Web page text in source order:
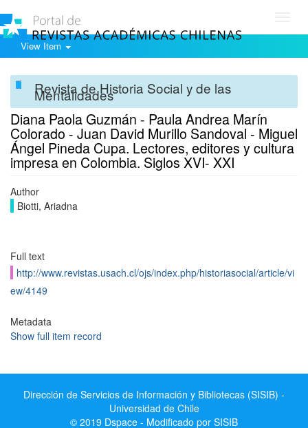
View Item
Revista de Historia Social y de las
Mentalidades
Diana Paola Guzmán - Paula Andrea Marín
Colorado - Juan David Murillo Sandoval - Miguel
Ángel Pineda Cupa. Lectores, editores y cultura
impresa en Colombia. Siglos XVI- XXI
Author
Biotti, Ariadna
Full text
http://www.revistas.usach.cl/ojs/index.php/historiasocial/article/vi
ew/4149
Metadata
Show full item record
Dirección de Servicios de Información y Bibliotecas (SISIB) -
Universidad de Chile
© 2019 Dspace - Modificado por SISIB